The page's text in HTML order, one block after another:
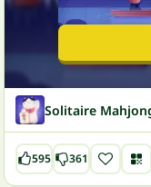
Solitaire
595 361